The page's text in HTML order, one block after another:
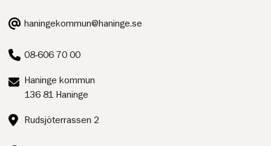
E-
post:
haningekommun@haninge.se
Telefon:
08-606 70 00
Postadress:
Haninge kommun
136 81 Haninge
Besöksadress:
Rudsjöterrassen 2